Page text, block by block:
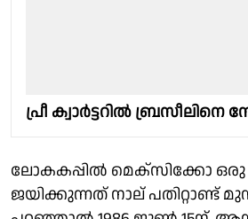
പ്രീ ക്വാർട്ടറിൽ ബ്രസീലിനെ
ലോകകപ്പില്‍ മെക്സിക്കോ ഒരു
ജയിക്കുന്നത് നാല് പതിറ്റാണ്ട്